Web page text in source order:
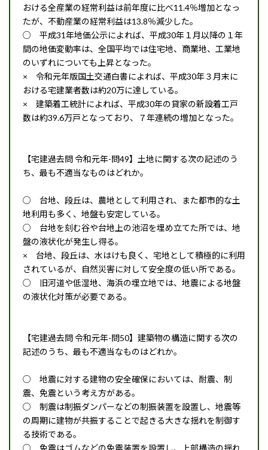
おける全産業の経常利益は前年度に比べ11.4％増加となっ
たが、不動産業の経常利益は13.8％減少した。
○ 平成31年地価公示によれば、平成30年１月以降の１年
間の地価変動率は、全国平均では住宅地、商業地、工業地
のいずれについても上昇となった。
× 令和元年版国土交通白書によれば、平成30年３月末に
おける宅建業者数は約20万に達している。
× 建築着工統計によれば、平成30年の貸家の新設着工戸
数は約39.6万戸となっており、７年連続の増加となった。
【宅建過去問 令和元年-問49】土地に関する次の記述のう
ち、最も不適当なものはどれか。
○ 台地、段丘は、農地として利用され、また都市的な土
地利用も多く、地盤も安定している。
○ 台地を刻む谷や台地上の池沼を埋め立てた所では、地
盤の液状化が発生し得る。
× 台地、段丘は、水はけも良く、宅地として積極的に利用
されているが、自然災害に対して安全度の低い所である。
○ 旧河道や低湿地、海浜の埋立地では、地震による地盤
の液状化対策が必要である。
【宅建過去問 令和元年-問50】建築物の構造に関する次の
記述のうち、最も不適当なものはどれか。
○ 地震に対する建物の安全確保においては、耐震、制
震、免震という考え方がある。
○ 制震は制振ダンパーなどの制振装置を設置し、地震等
の周期に建物が共振することで起きる大きな揺れを制御す
る技術である。
○ 免震はゴムなどの免震装置を設置し、上部構造の揺れ